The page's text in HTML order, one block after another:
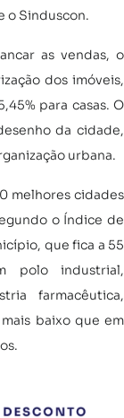
o Sinduscon.
as vendas, o
dos imóveis,
para casas. O
da cidade,
urbana.
melhores cidades
o Índice de
que fica a 55
polo industrial,
farmacêutica,
baixo que em